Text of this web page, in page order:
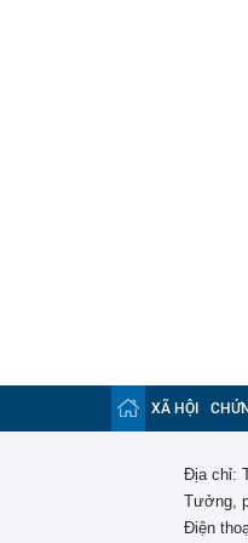
XÃ HỘI
Địa chỉ:
Tưởng,
Điện